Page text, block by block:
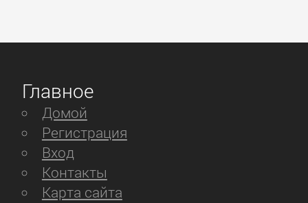
Главное
Домой
Регистрация
Вход
Контакты
Карта сайта